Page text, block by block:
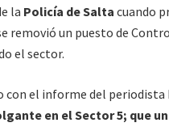
la Policía de Salta cuando
removió un puesto de
el sector.
con el informe del periodista
en el Sector 5; que